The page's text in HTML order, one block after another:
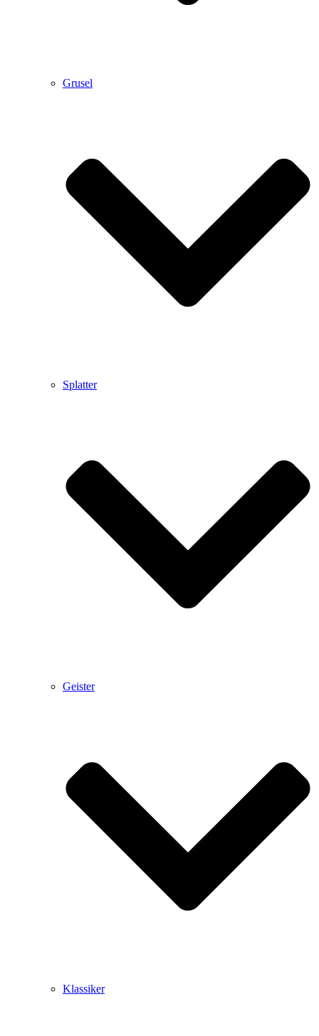
Grusel
Splatter
Geister
Klassiker